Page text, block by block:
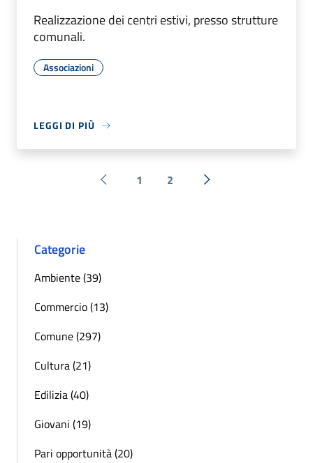
Realizzazione dei centri estivi, presso strutture
comunali.
Associazioni
LEGGI DI PIÙ
Pagina precedente
1 2 Successiva »
Categorie
Ambiente (39)
Commercio (13)
Comune (297)
Cultura (21)
Edilizia (40)
Giovani (19)
Pari opportunità (20)